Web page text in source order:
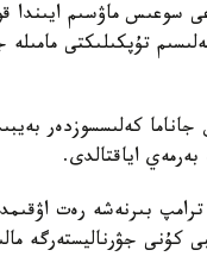
ماۋسىم ايىندا
جاناما كەلىسسوزدەر
بەرمەي اياقتالدى.
بىرنەشە رەت
كۇنى جۋرناليستەرگە